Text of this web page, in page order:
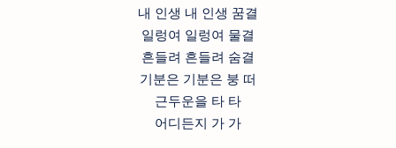
내 인생 내 인생 꿈결
일렁여 일렁여 물결
흔들려 흔들려 숨결
기분은 기분은 붕 떠
근두운을 타 타
어디든지 가 가